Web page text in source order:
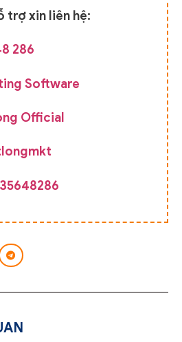
trợ xin liên hệ:
286
Software
Official